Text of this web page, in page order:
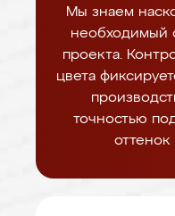
Мы знаем
необходимый
проекта.
цвета
точностью
оттенок